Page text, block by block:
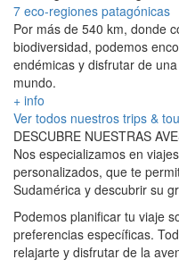
7 eco-regiones patagónicas
Por más de 540 km, donde
biodiversidad, podemos
endémicas y disfrutar de
mundo.
+ info
Ver todos nuestros trips &
DESCUBRE NUESTRAS
Nos especializamos en
personalizados, que te
Sudamérica y descubrir su
Podemos planificar tu viaje
preferencias específicas.
relajarte y disfrutar de la